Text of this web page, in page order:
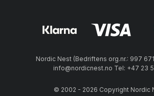
Nordic Nest (Bedriftens org.nr.: 997
info@nordicnest.no Tel: +47 23
© 2002 - 2026 Copyright Nordic